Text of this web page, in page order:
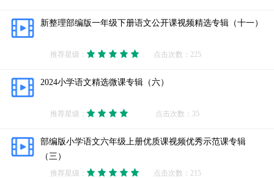
新整理部编版一年级下册语文公开课视频精选专辑（十一）
推荐星级： 点击次数：225
2024小学语文精选微课专辑（六）
推荐星级： 点击次数：35
部编版小学语文六年级上册优质课视频优秀示范课专辑
（三）
推荐星级： 点击次数：215